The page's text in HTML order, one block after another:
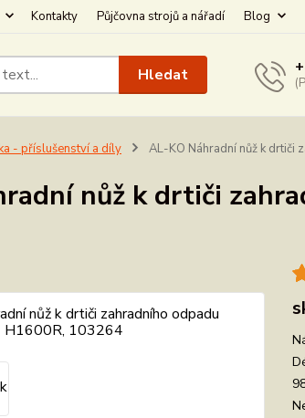
Kontakty Půjčovna strojů a nářadí Blog
Hledat
- příslušenství a díly AL-KO Náhradní nůž k
nůž k drtiči